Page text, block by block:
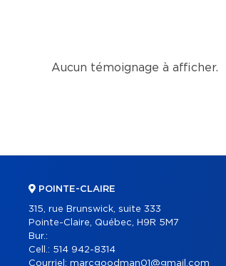
Aucun témoignage à afficher.
POINTE-CLAIRE
315, rue Brunswick, suite 333
Pointe-Claire, Québec, H9R 5M7
Bur.:
Cell.: 514 942-8314
Courriel: marcgoodman01@gmail.com